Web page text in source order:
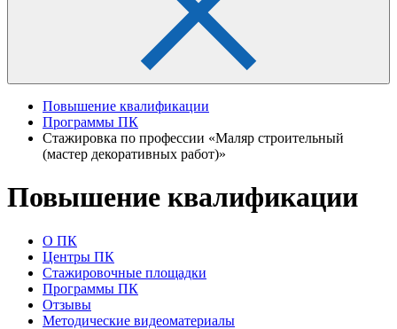
Повышение квалификации
Программы ПК
Стажировка по профессии «Маляр строительный
(мастер декоративных работ)»
Повышение квалификации
О ПК
Центры ПК
Стажировочные площадки
Программы ПК
Отзывы
Методические видеоматериалы